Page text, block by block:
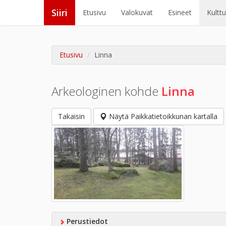
Siiri Etusivu Valokuvat Esineet
Etusivu Linna
Arkeologinen kohde Linna
Takaisin Näytä Paikkatietoikkunan kartalla
Perustiedot